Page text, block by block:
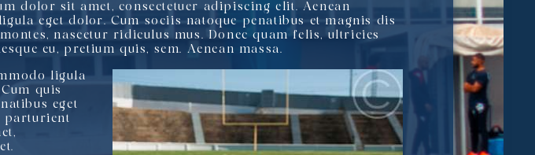
dolor sit amet, consectetuer adipiscing elit. Aenean
eget dolor. Cum sociis natoque penatibus et magnis dis
nascetur ridiculus mus. Donec quam felis, ultricies
eu, pretium quis, sem. Aenean massa.
ligula
quis
eget
parturient